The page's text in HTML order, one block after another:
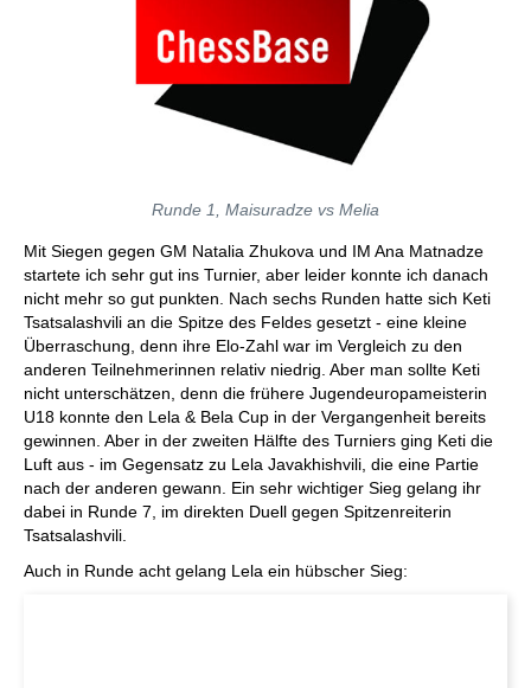
Runde 1, Maisuradze vs Melia
Mit Siegen gegen GM Natalia Zhukova und IM Ana Matnadze
startete ich sehr gut ins Turnier, aber leider konnte ich danach
nicht mehr so gut punkten. Nach sechs Runden hatte sich Keti
Tsatsalashvili an die Spitze des Feldes gesetzt - eine kleine
Überraschung, denn ihre Elo-Zahl war im Vergleich zu den
anderen Teilnehmerinnen relativ niedrig. Aber man sollte Keti
nicht unterschätzen, denn die frühere Jugendeuropameisterin
U18 konnte den Lela & Bela Cup in der Vergangenheit bereits
gewinnen. Aber in der zweiten Hälfte des Turniers ging Keti die
Luft aus - im Gegensatz zu Lela Javakhishvili, die eine Partie
nach der anderen gewann. Ein sehr wichtiger Sieg gelang ihr
dabei in Runde 7, im direkten Duell gegen Spitzenreiterin
Tsatsalashvili.
Auch in Runde acht gelang Lela ein hübscher Sieg: